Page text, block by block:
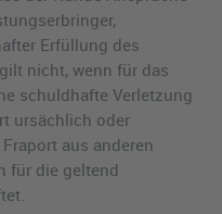
Erfüllung des
nicht, wenn für das
schuldhafte Verletzung
ursächlich oder
aus anderen
für die geltend